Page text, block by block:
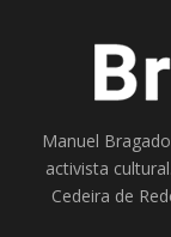
Manuel
activista
Cedeira de